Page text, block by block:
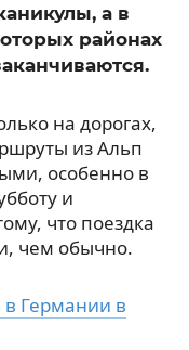
а в
районах
на дорогах,
из Альп
особенно в
и
что поездка
чем обычно.
Германии в